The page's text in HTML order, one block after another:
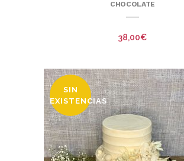
CHOCOLATE
38,00€
SIN
EXISTENCIAS